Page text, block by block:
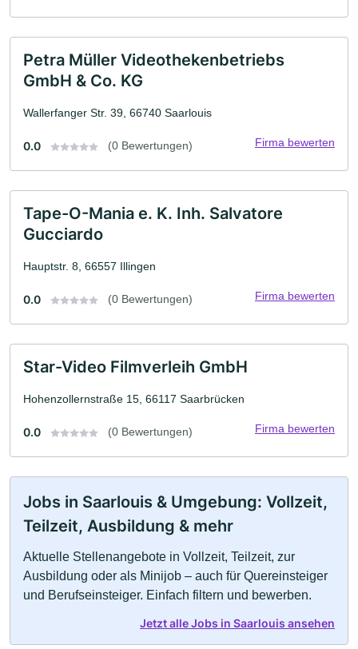
Petra Müller Videothekenbetriebs
GmbH & Co. KG
Wallerfanger Str. 39, 66740 Saarlouis
0.0 (0 Bewertungen) Firma bewerten
Tape-O-Mania e. K. Inh. Salvatore
Gucciardo
Hauptstr. 8, 66557 Illingen
0.0 (0 Bewertungen) Firma bewerten
Star-Video Filmverleih GmbH
Hohenzollernstraße 15, 66117 Saarbrücken
0.0 (0 Bewertungen) Firma bewerten
Jobs in Saarlouis & Umgebung: Vollzeit,
Teilzeit, Ausbildung & mehr
Aktuelle Stellenangebote in Vollzeit, Teilzeit, zur
Ausbildung oder als Minijob – auch für Quereinsteiger
und Berufseinsteiger. Einfach filtern und bewerben.
Jetzt alle Jobs in Saarlouis ansehen